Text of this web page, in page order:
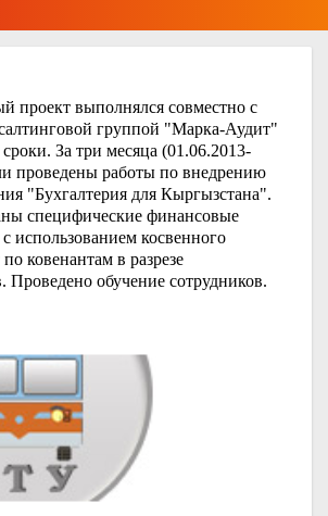
проект выполнялся совместно с
группой "Марка-Аудит"
За три месяца (01.06.2013-
проведены работы по внедрению
"Бухгалтерия для Кыргызстана".
специфические финансовые
использованием косвенного
ковенантам в разрезе
Проведено обучение сотрудников.